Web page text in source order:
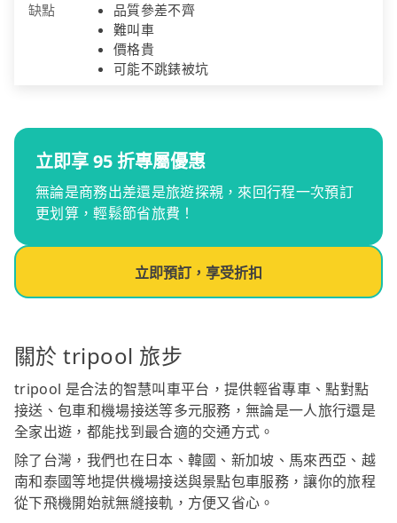
缺點
品質參差不齊
難叫車
價格貴
可能不跳錶被坑
立即享 95 折專屬優惠
無論是商務出差還是旅遊探親，來回行程一次預訂
更划算，輕鬆節省旅費！
立即預訂，享受折扣
關於 tripool 旅步
tripool 是合法的智慧叫車平台，提供輕省專車、點對點
接送、包車和機場接送等多元服務，無論是一人旅行還是
全家出遊，都能找到最合適的交通方式。
除了台灣，我們也在日本、韓國、新加坡、馬來西亞、越
南和泰國等地提供機場接送與景點包車服務，讓你的旅程
從下飛機開始就無縫接軌，方便又省心。